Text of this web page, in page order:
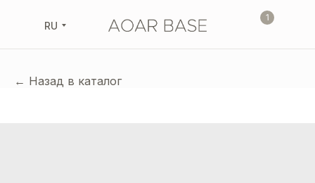
1
RU
← Назад в каталог